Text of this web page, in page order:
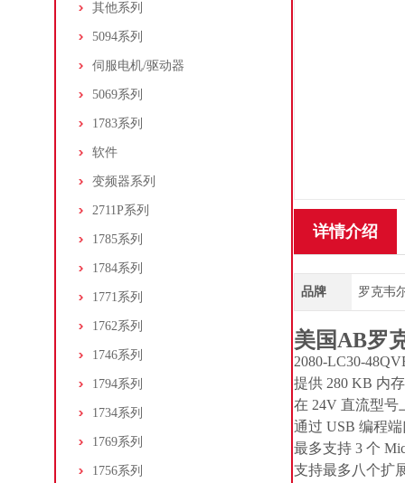
其他系列
5094系列
伺服电机/驱动器
5069系列
1783系列
软件
变频器系列
2711P系列
1785系列
1784系列
1771系列
1762系列
1746系列
1794系列
1734系列
1769系列
1756系列
详情介绍
品牌 罗克韦
美国AB罗
2080-LC30-
提供 280 KB 内
在 24V 直流型号
通过 USB 编程
最多支持 3 个
支持最多八个扩